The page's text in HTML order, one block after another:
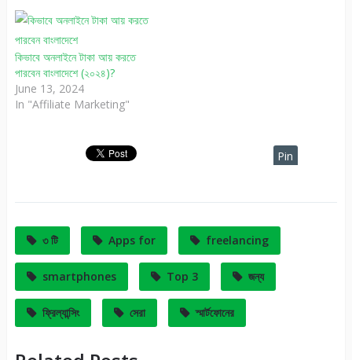
কিভাবে অনলাইনে টাকা আয় করতে
পারবেন বাংলাদেশে (২০২৪)?
June 13, 2024
In "Affiliate Marketing"
Pin
৩ টি Apps for freelancing
smartphones Top 3 জন্য
ফ্রিল্যান্সিং সেরা স্মার্টফোনের